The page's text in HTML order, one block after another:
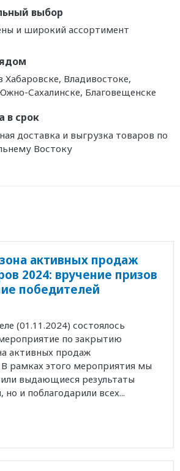
выбор
и широкий ассортимент
Хабаровске, Владивостоке,
Сахалинске, Благовещенске
в срок
доставка и выгрузка товаров по
Востоку
активных продаж
2024: вручение призов
победителей
(01.11.2024) состоялось
по закрытию
активных продаж
рамках этого мероприятия мы
выдающиеся результаты
и поблагодарили всех...